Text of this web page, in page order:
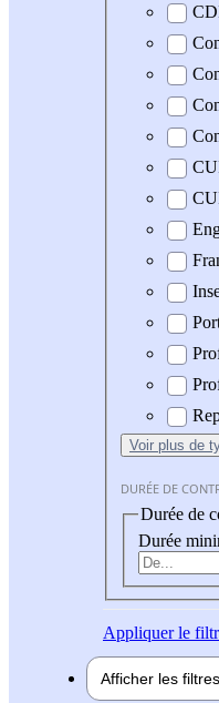
Voir plus de
DURÉE DE
Durée de
Durée
Appliquerle
Afficher les